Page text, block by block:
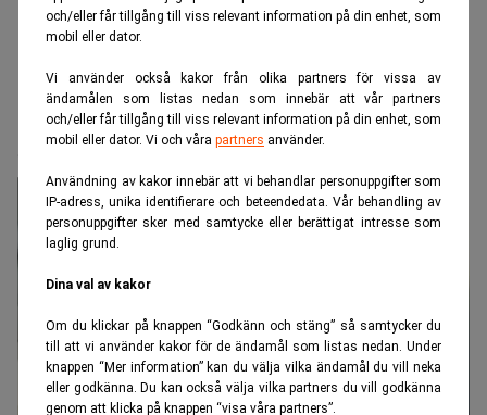
och/eller får tillgång till viss relevant information på din enhet, som
mobil eller dator.
Vi använder också kakor från olika partners för vissa av
ändamålen som listas nedan som innebär att vår partners
och/eller får tillgång till viss relevant information på din enhet, som
mobil eller dator. Vi och våra partners använder.
Användning av kakor innebär att vi behandlar personuppgifter som
IP-adress, unika identifierare och beteendedata. Vår behandling av
personuppgifter sker med samtycke eller berättigat intresse som
laglig grund.
Dina val av kakor
Om du klickar på knappen “Godkänn och stäng” så samtycker du
till att vi använder kakor för de ändamål som listas nedan. Under
knappen “Mer information” kan du välja vilka ändamål du vill neka
eller godkänna. Du kan också välja vilka partners du vill godkänna
genom att klicka på knappen “visa våra partners”.
Realtid.se Börs & finans
Svenskarna slår rekord i fondsparande